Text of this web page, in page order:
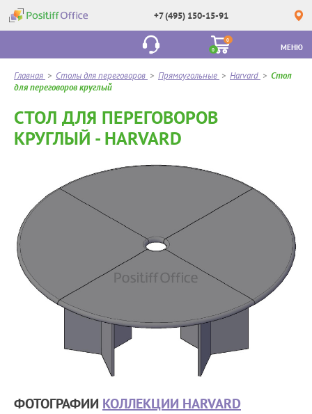
+7 (495) 150-15-91
0
0
МЕНЮ
Главная > Столы для переговоров > Прямоугольные > Harvard > Стол
для переговоров круглый
СТОЛ ДЛЯ ПЕРЕГОВОРОВ
КРУГЛЫЙ - HARVARD
ФОТОГРАФИИ КОЛЛЕКЦИИ HARVARD